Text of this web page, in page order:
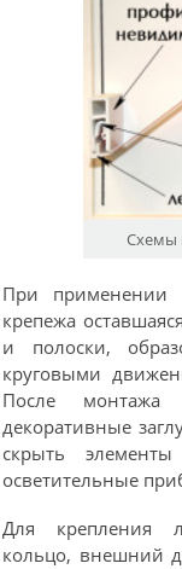
Схемы
При применении
крепежа
и полоски,
круговыми
После монтажа
декоративные
скрыть
осветительные
Для крепления
кольцо, внешний